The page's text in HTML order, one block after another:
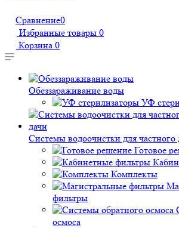
Сравнение0
Избранные товары 0
Корзина 0
Обеззараживание воды
УФ
Системы водоочистки для частного
Готовое
Комплекты
фильтры
осмоса